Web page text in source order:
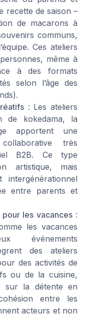
recette de saison –
de macarons à
communs,
Ces ateliers
même à
à des formats
selon l’âge des
: Les ateliers
de kokedama, la
apportent une
très
B2B. Ce type
artistique, mais
intergénérationnel
entre parents et
les vacances:
les vacances
événements
des ateliers
des activités de
ou de la cuisine,
sur la détente en
entre les
acteurs et non